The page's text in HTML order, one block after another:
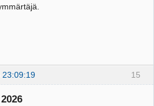
15
23:09:19